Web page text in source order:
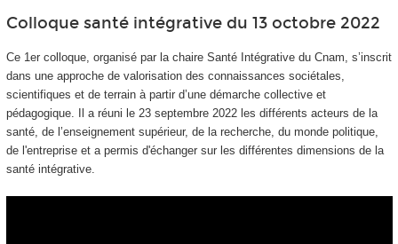
Colloque santé intégrative du 13 octobre 2022
Ce 1er colloque, organisé par la chaire Santé Intégrative du Cnam, s’inscrit
dans une approche de valorisation des connaissances sociétales,
scientifiques et de terrain à partir d’une démarche collective et
pédagogique. Il a réuni le 23 septembre 2022 les différents acteurs de la
santé, de l’enseignement supérieur, de la recherche, du monde politique,
de l'entreprise et a permis d'échanger sur les différentes dimensions de la
santé intégrative.